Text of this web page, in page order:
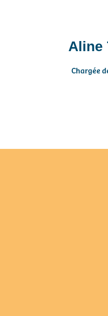
Aline
Chargée